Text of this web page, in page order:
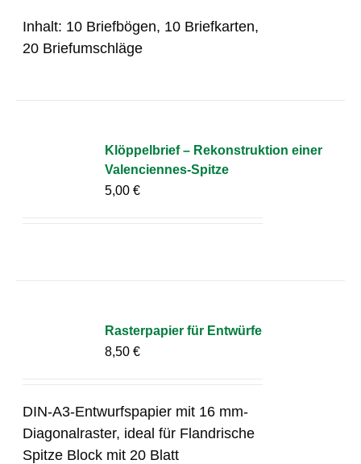
Inhalt: 10 Briefbögen, 10 Briefkarten,
20 Briefumschläge
Klöppelbrief – Rekonstruktion einer
Valenciennes-Spitze
5,00€
Rasterpapier für Entwürfe
8,50€
DIN-A3-Entwurfspapier mit 16 mm-
Diagonalraster, ideal für Flandrische
Spitze Block mit 20 Blatt